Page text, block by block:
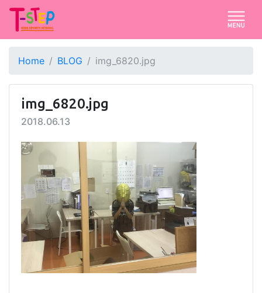
Home BLOG img_6820.jpg
img_6820.jpg
2018.06.13